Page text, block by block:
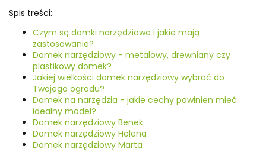
Spis treści:
Czym są domki narzędziowe i jakie mają
zastosowanie?
Domek narzędziowy - metalowy, drewniany czy
plastikowy domek?
Jakiej wielkości domek narzędziowy wybrać do
Twojego ogrodu?
Domek na narzędzia - jakie cechy powinien mieć
idealny model?
Domek narzędziowy Benek
Domek narzędziowy Helena
Domek narzędziowy Marta